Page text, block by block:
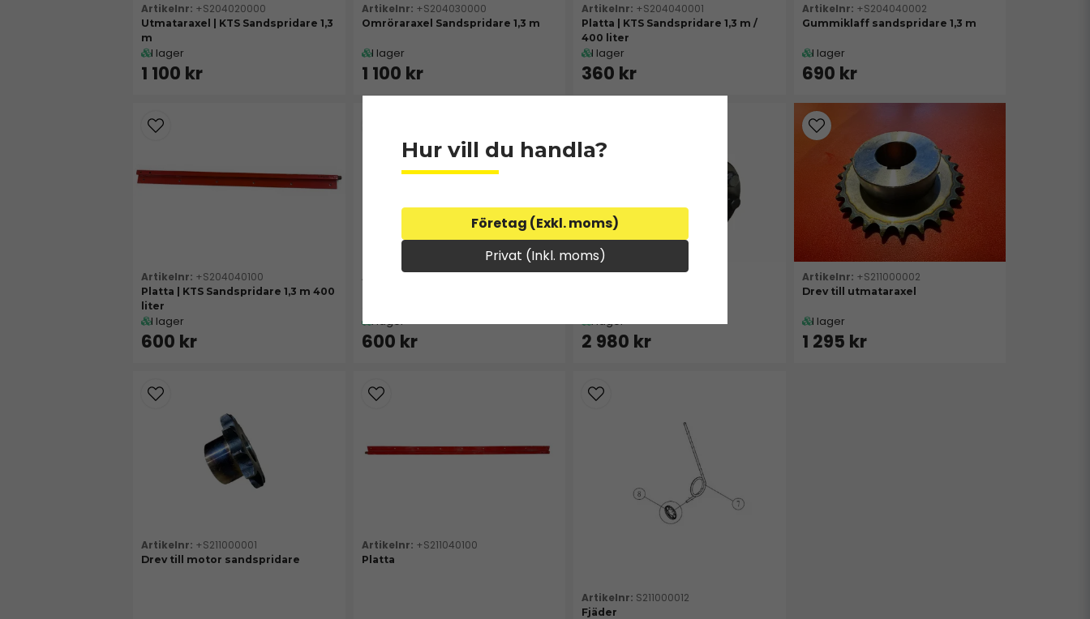
+S204020000
Utmataraxel | KTS Sandspridare 1,3
m
I lager
1 100 kr
+S204030000
Omröraraxel Sandspridare 1,3 m
I lager
1 100 kr
+S204040001
Platta | KTS Sandspridare 1,3 m /
400 liter
I lager
360 kr
+S204040002
Gummiklaff sandspridare 1,3 m
I lager
690 kr
+S204040100
Platta | KTS Sandspridare 1,3 m 400
liter
I lager
600 kr
+S204050100
I lager
600 kr
+93505
I lager
2 980 kr
+S211000002
Drev till utmataraxel
I lager
1 295 kr
+S211000001
Drev till motor sandspridare
+S211040100
Platta
S211000012
Fjäder
Hur vill du handla?
Företag (Exkl. moms)
Privat (Inkl. moms)